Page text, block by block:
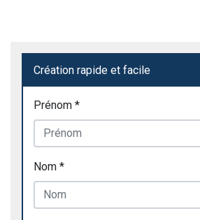
Création rapide et facile
Prénom *
Nom *